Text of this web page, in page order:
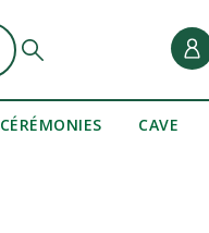
CÉRÉMONIES CAVE